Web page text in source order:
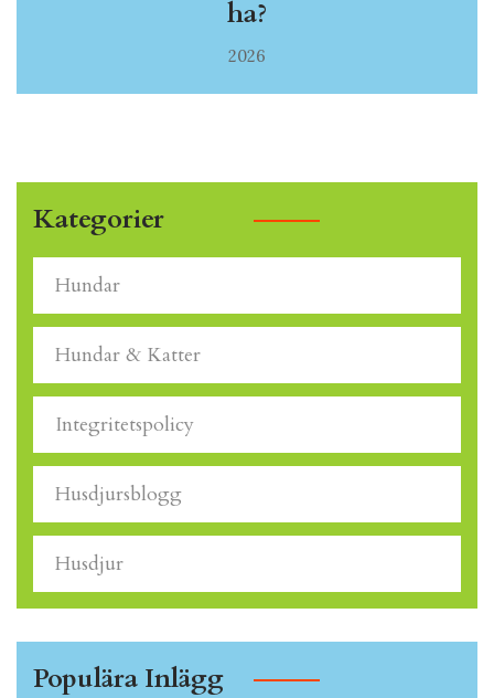
ha?
2026
Kategorier
Hundar
Hundar & Katter
Integritetspolicy
Husdjursblogg
Husdjur
Populära Inlägg